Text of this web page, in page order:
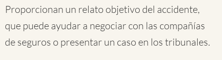
Proporcionan un relato objetivo del accidente,
que puede ayudar a negociar con las compañías
de seguros o presentar un caso en los tribunales.